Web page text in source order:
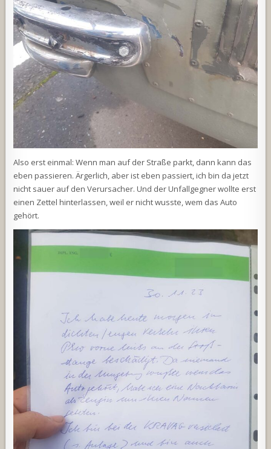
Also erst einmal: Wenn man auf der Straße parkt, dann kann das
eben passieren. Ärgerlich, aber ist eben passiert, ich bin da jetzt
nicht sauer auf den Verursacher. Und der Unfallgegner wollte erst
einen Zettel hinterlassen, weil er nicht wusste, wem das Auto
gehört.